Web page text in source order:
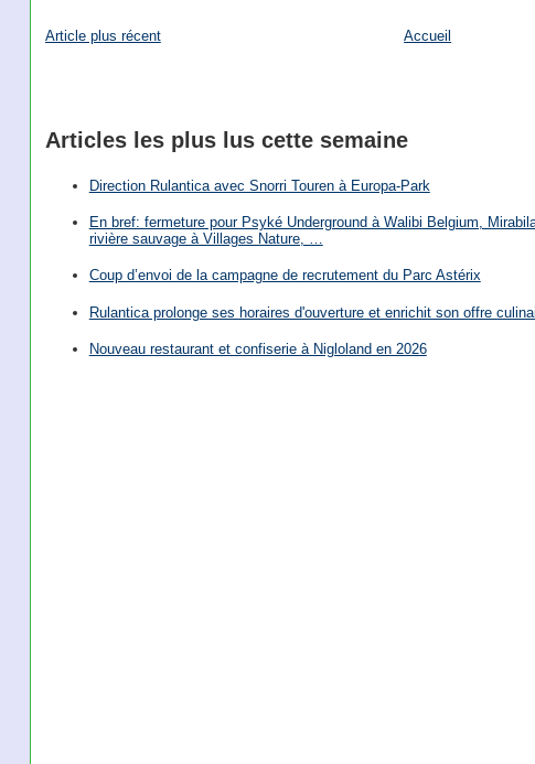
Article plus récent Accueil
Articles les plus lus cette semaine
Direction Rulantica avec Snorri Touren à Europa-Park
En bref: fermeture pour Psyké Underground à Walibi Belgium,
rivière sauvage à Villages Nature, …
Coup d’envoi de la campagne de recrutement du Parc Astérix
Rulantica prolonge ses horaires d'ouverture et enrichit son offre
Nouveau restaurant et confiserie à Nigloland en 2026